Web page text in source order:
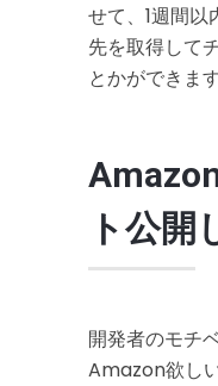
せて、1週間以
先を取得して
とかができます
ト公開
開発者のモチ
Amazon欲し